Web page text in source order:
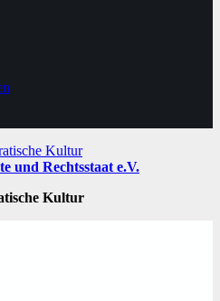
Rechtsstaat e.V.
Kultur